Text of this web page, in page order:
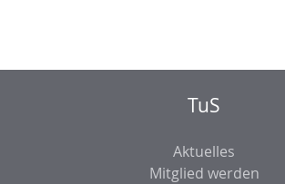
TuS
Aktuelles
Mitglied werden